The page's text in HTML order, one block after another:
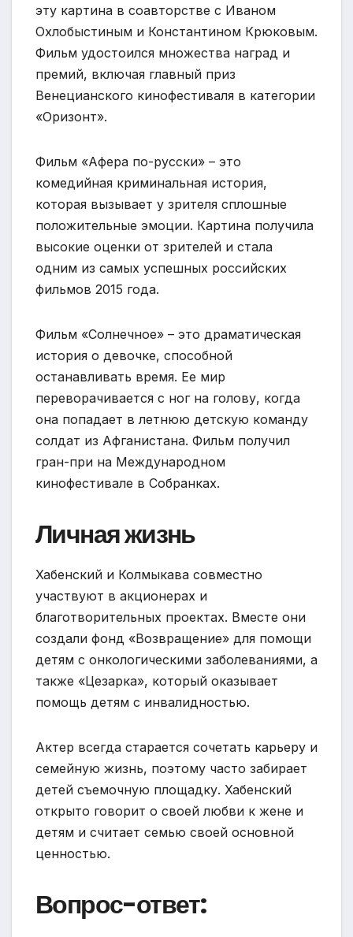
эту картина в соавторстве с Иваном
Охлобыстиным и Константином Крюковым.
Фильм удостоился множества наград и
премий, включая главный приз
Венецианского кинофестиваля в категории
«Оризонт».
Фильм «Афера по-русски» – это
комедийная криминальная история,
которая вызывает у зрителя сплошные
положительные эмоции. Картина получила
высокие оценки от зрителей и стала
одним из самых успешных российских
фильмов 2015 года.
Фильм «Солнечное» – это драматическая
история о девочке, способной
останавливать время. Ее мир
переворачивается с ног на голову, когда
она попадает в летнюю детскую команду
солдат из Афганистана. Фильм получил
гран-при на Международном
кинофестивале в Собранках.
Личная жизнь
Хабенский и Колмыкава совместно
участвуют в акционерах и
благотворительных проектах. Вместе они
создали фонд «Возвращение» для помощи
детям с онкологическими заболеваниями, а
также «Цезарка», который оказывает
помощь детям с инвалидностью.
Актер всегда старается сочетать карьеру и
семейную жизнь, поэтому часто забирает
детей съемочную площадку. Хабенский
открыто говорит о своей любви к жене и
детям и считает семью своей основной
ценностью.
Вопрос-ответ: